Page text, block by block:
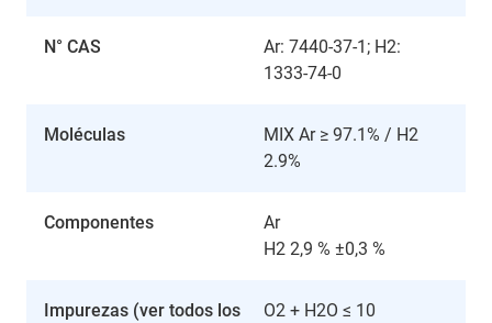
N° CAS
Ar: 7440-37-1; H2:
1333-74-0
Moléculas
MIX Ar ≥ 97.1% / H2
2.9%
Componentes
Ar
H2 2,9 % ±0,3 %
Impurezas (ver todos los
O2 + H2O ≤ 10